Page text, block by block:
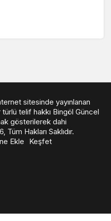
sitesinde yayınlanan
telif hakkı Bingöl Güncel
gösterilerek dahi
Hakları Saklıdır.
Ekle
Keşfet